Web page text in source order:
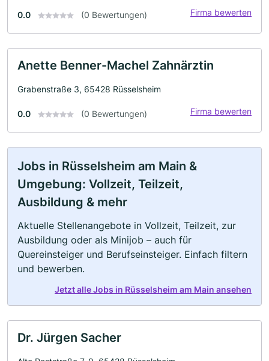
0.0 (0 Bewertungen) Firma bewerten
Anette Benner-Machel Zahnärztin
Grabenstraße 3, 65428 Rüsselsheim
0.0 (0 Bewertungen) Firma bewerten
Jobs in Rüsselsheim am Main &
Umgebung: Vollzeit, Teilzeit,
Ausbildung & mehr
Aktuelle Stellenangebote in Vollzeit, Teilzeit, zur
Ausbildung oder als Minijob – auch für
Quereinsteiger und Berufseinsteiger. Einfach filtern
und bewerben.
Jetzt alle Jobs in Rüsselsheim am Main ansehen
Dr. Jürgen Sacher